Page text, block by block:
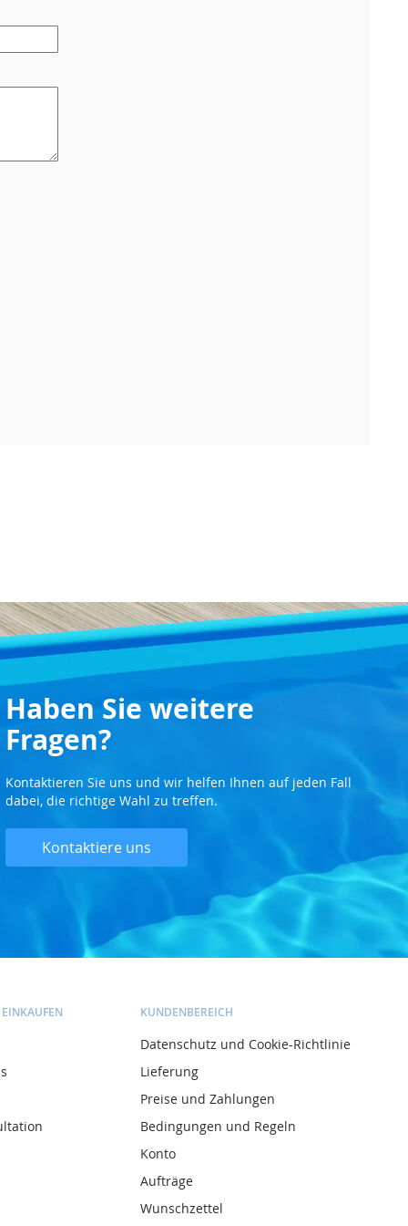
Haben Sie weitere
Fragen?
Kontaktieren Sie uns und wir helfen Ihnen auf jeden Fall
dabei, die richtige Wahl zu treffen.
Kontaktiere uns
KUNDENBEREICH
Datenschutz und Cookie-Richtlinie
Lieferung
Preise und Zahlungen
Bedingungen und Regeln
Konto
Aufträge
Wunschzettel